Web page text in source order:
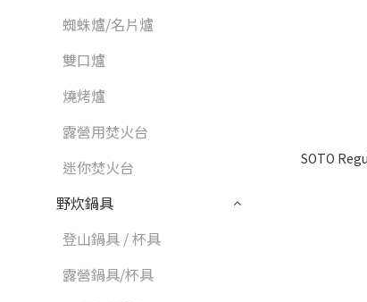
蜘蛛爐/名片爐
雙口爐
燒烤爐
露營用焚火台
迷你焚火台
野炊鍋具
登山鍋具 / 杯具
露營鍋具/杯具
SOTO